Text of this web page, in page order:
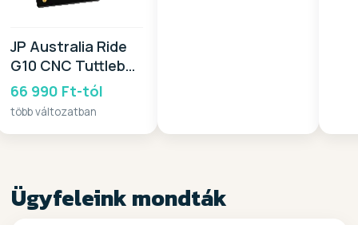
JP Australia Ride
G10 CNC Tuttlebox
2026
66 990 Ft-tól
több változatban
Ügyfeleink mondták